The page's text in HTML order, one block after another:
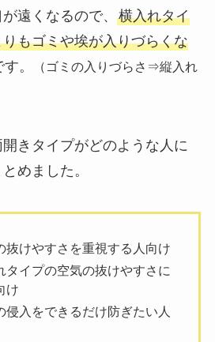
遠くなるので、 横入れタイ
もゴミや埃が入りづらくな
。
（ゴミの入りづらさ⇒縦入れ
きタイプがどのような人に
めました。
けやすさを重視する人向け
イプの空気の抜けやすさに
け
入をできるだけ防ぎたい人